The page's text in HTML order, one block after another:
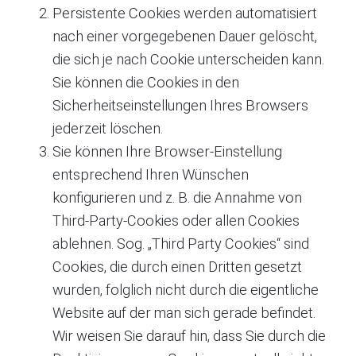
Persistente Cookies werden automatisiert
nach einer vorgegebenen Dauer gelöscht,
die sich je nach Cookie unterscheiden kann.
Sie können die Cookies in den
Sicherheitseinstellungen Ihres Browsers
jederzeit löschen.
Sie können Ihre Browser-Einstellung
entsprechend Ihren Wünschen
konfigurieren und z. B. die Annahme von
Third-Party-Cookies oder allen Cookies
ablehnen. Sog. „Third Party Cookies“ sind
Cookies, die durch einen Dritten gesetzt
wurden, folglich nicht durch die eigentliche
Website auf der man sich gerade befindet.
Wir weisen Sie darauf hin, dass Sie durch die